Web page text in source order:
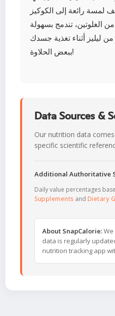
لمسة رائعة إلى الكوكيز
الغلوتين، تندمج بسهولة
ليليز أثناء تغذية جسدك
ببعض الحلاوة!
Data Sources &
Our nutrition data
specific scientific
Additional Authoritative
Daily value percentages
Supplements and Dietary
About SnapCalorie:
data is regularly
nutrition tracking app